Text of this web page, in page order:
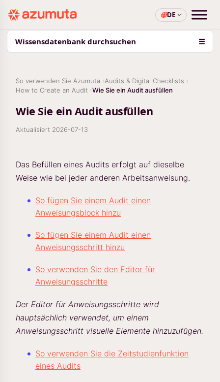
DE
Wissensdatenbank durchsuchen ☰
So verwenden Sie Azumuta
Audits & Digital Checklists
How to Create an Audit
Wie Sie ein Audit ausfüllen
Wie Sie ein Audit ausfüllen
Aktualisiert 2026-07-13
Das Befüllen eines Audits erfolgt auf dieselbe
Weise wie bei jeder anderen Arbeitsanweisung.
So fügen Sie einem Audit einen
Anweisungsblock hinzu
So fügen Sie einem Audit einen
Anweisungsschritt hinzu
So verwenden Sie den Editor für
Anweisungsschritte
Der Editor für Anweisungsschritte wird
hauptsächlich verwendet, um einem
Anweisungsschritt visuelle Elemente hinzuzufügen.
So verwenden Sie die Zeitstudienfunktion
eines Audits